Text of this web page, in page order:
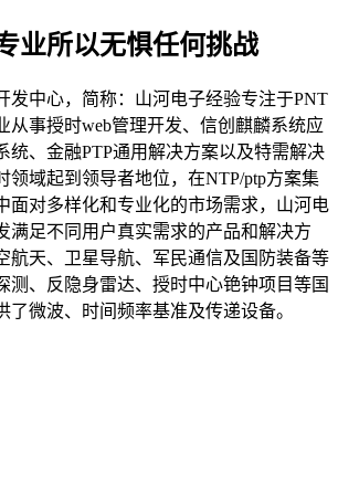
业所以无惧任何挑战
发中心，简称：山河电子经验专注于PNT
从事授时web管理开发、信创麒麟系统应
统、金融PTP通用解决方案以及特需解决
领域起到领导者地位，在NTP/ptp方案集
面对多样化和专业化的市场需求，山河电
满足不同用户真实需求的产品和解决方
航天、卫星导航、军民通信及国防装备等
测、反隐身雷达、授时中心铯钟项目等国
了微波、时间频率基准及传递设备。